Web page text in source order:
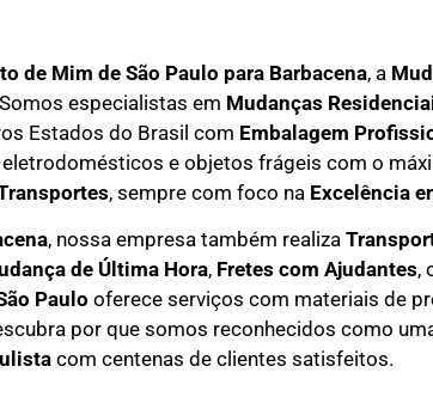
de Mim de São Paulo para Barbacena, a
especialistas em Mudanças
Estados do Brasil com Embalagem
e objetos frágeis com o
, sempre com foco naExcelência
, nossa empresa também realizaT
de Última Hora, Fretes com Ajudantes,
Paulo oferece serviços com materiais de
por que somos reconhecidos como
com centenas de clientes satisfeitos.